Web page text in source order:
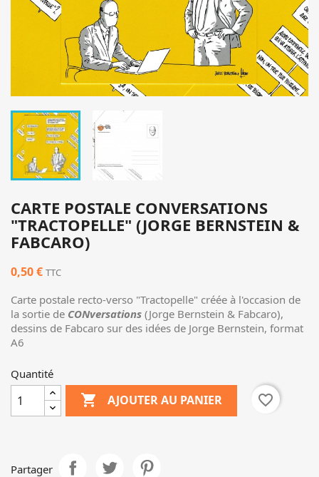
CARTE POSTALE CONVERSATIONS
"TRACTOPELLE" (JORGE BERNSTEIN &
FABCARO)
0,50 € TTC
Carte postale recto-verso "Tractopelle" créée à l'occasion de
la sortie de CONversations (Jorge Bernstein & Fabcaro),
dessins de Fabcaro sur des idées de Jorge Bernstein, format
A6
Quantité
 AJOUTER AU PANIER favorite_border
Partager